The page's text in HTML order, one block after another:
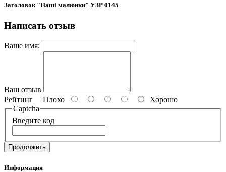
Заголовок "Наші малюнки" УЗР 0145
Написать отзыв
Ваше имя:
Ваш отзыв
Рейтинг Плохо
Хорошо
Captcha
Введите код
Продолжить
Информация